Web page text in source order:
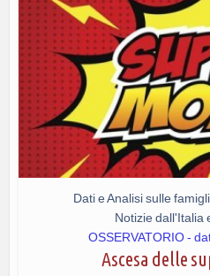
Dati e Analisi sulle
Notizie dall'Italia
OSSERVATORIO -
Ascesa delle